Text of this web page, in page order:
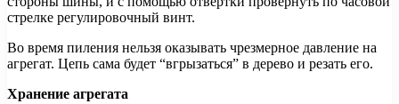
стрелке регулировочный винт.
Во время пиления нельзя оказывать чрезмерное давление на
агрегат. Цепь сама будет “вгрызаться” в дерево и резать его.
Хранение агрегата